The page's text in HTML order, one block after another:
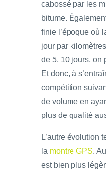
cabossé par les
bitume.
finie l’époque où
jour par
de 5, 10 jours, on
Et donc, à
compétition
de volume en
plus de qualité
L’autre évolution
la montre GPS.
est bien plus